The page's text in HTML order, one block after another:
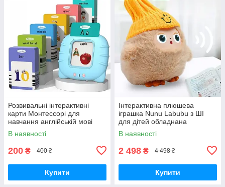
Розвивальні інтерактивні
карти Монтессорі для
навчання англійській мові
Блакитний
В наявності
200 ₴ 400 ₴
Купити
Інтерактивна плюшева
іграшка Nunu Labubu з ШІ
для дітей обладнана
світлодіодними очима та
здатністю адаптувати
В наявності
2 498 ₴ 4 498 ₴
Купити